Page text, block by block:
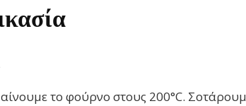
το φούρνο στους 200°C.